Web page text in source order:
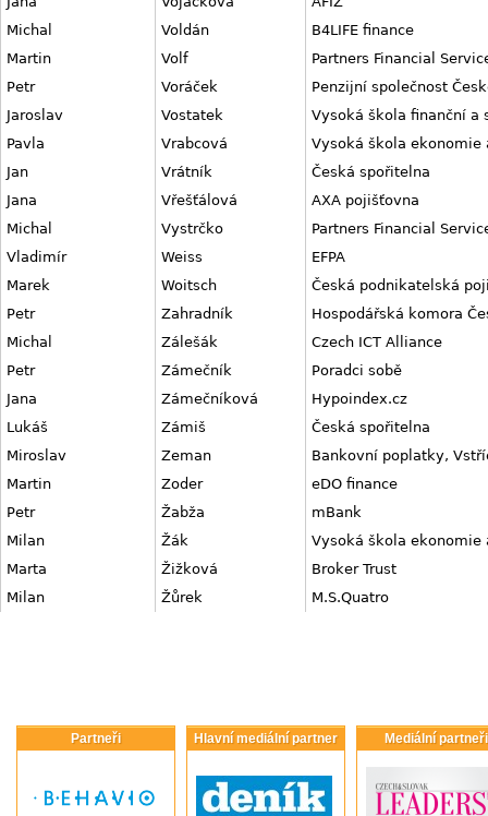
Michal
Voldán
B4LIFE finance
Martin
Volf
Partners Financial
Petr
Voráček
Penzijní společnost
Jaroslav
Vostatek
Vysoká škola finanční a
Pavla
Vrabcová
Vysoká škola ekonomie
Jan
Vrátník
Česká spořitelna
Jana
Vřešťálová
AXA pojišťovna
Michal
Vystrčko
Partners Financial
Vladimír
Weiss
EFPA
Marek
Woitsch
Česká podnikatelská
Petr
Zahradník
Hospodářská komora
Michal
Zálešák
Czech ICT Alliance
Petr
Zámečník
Poradci sobě
Jana
Zámečníková
Hypoindex.cz
Lukáš
Zámiš
Česká spořitelna
Miroslav
Zeman
Bankovní poplatky,
Martin
Zoder
eDO finance
Petr
Žabža
mBank
Milan
Žák
Vysoká škola ekonomie
Marta
Žižková
Broker Trust
Milan
Žůrek M.S.Quatro
Partneři Hlavní mediální partner Mediální partneři